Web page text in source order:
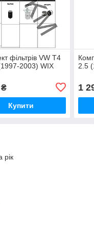
фільтрів VW T4
2003) WIX
Купити
2.5
1
рік